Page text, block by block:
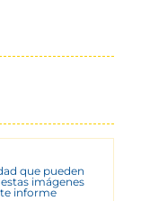
que pueden
imágenes
informe